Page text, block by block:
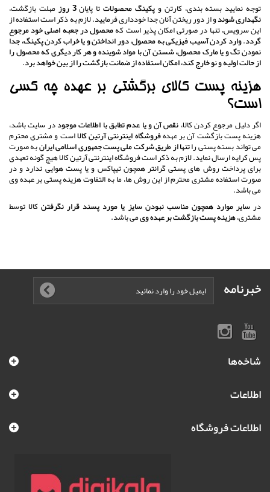
توجه نمایید بسته بندی، کارتن وپکینگ محصولاتتا پایان3 روز مهلت بازگشت،
نگهداری شوندو از دور ریختن آنان جدا خودداری فرمایید. لازم به ذکر است استفاده از
این سرویس، تنها در صورتی امکان پذیر است کهمحصول در جعبه اصلی خود مرجوع
گردد.وارد کردنآسیب فیزیکی به محصول، دور انداختن و یا خراب کردن پکینگ، جدا
نمودن تگ و یا مارک محصول، شستن آن با مواد شوینده و هر کار دیگری که محصول را
از حالت اولیه و نو خارج کند، امکان استفاده از ضمانت بازگشت را از بین خواهد برد.
هزینه پست کالای برگشتی بر عهده چه کسی
است؟
اگر دلیل مرجوع کردن کالا،نقص آن و یا عدم تطابق با اطلاعات موجوددر سایت باشد،
هزینه پست بازگشت آن بر عهدهفروشگاه اینترنتی آرتین کالااست و مشتری محترم
می تواند بسته پستی راتنها از طریق شرکت ملی پست جمهوری اسلامی ایرانبه صورت
پس کرایه ارسال نماید. لازم به ذکر است فروشگاه اینترنتی آرتین کالا هیچ گونه تعهدی
برای پرداخت روش های پستی گرانتر همچون تیپاکس و یا پست هوایی ندارد و در
صورت استفاده مشتری محترم از این روش ها، ما به التفاوت هزینه پستی بر عهده وی
می باشد.
درسایر موارد همچون مناسب نبودن سایز یا مورد پسند قرار نگرفتنکالا توسط
مشتری،هزینه پست بازگشت بر عهده ویمی باشد.
خبرنامه
شاخه‌ها
اطلاعات
اطلاعات فروشگاه